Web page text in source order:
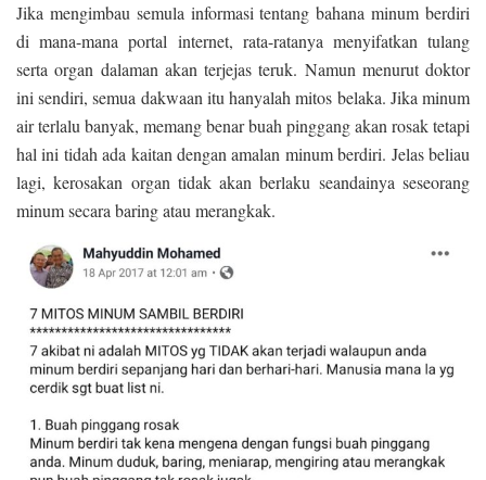
Jika mengimbau semula informasi tentang bahana minum berdiri
di mana-mana portal internet, rata-ratanya menyifatkan tulang
serta organ dalaman akan terjejas teruk. Namun menurut doktor
ini sendiri, semua dakwaan itu hanyalah mitos belaka. Jika minum
air terlalu banyak, memang benar buah pinggang akan rosak tetapi
hal ini tidah ada kaitan dengan amalan minum berdiri. Jelas beliau
lagi, kerosakan organ tidak akan berlaku seandainya seseorang
minum secara baring atau merangkak.